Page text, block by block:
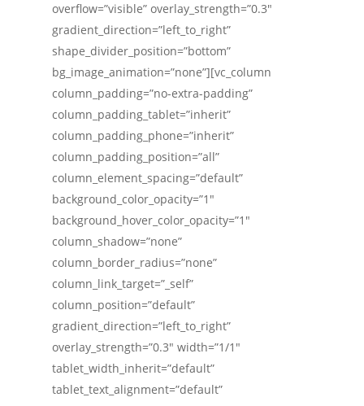
overflow=”visible” overlay_strength=”0.3″
gradient_direction=”left_to_right”
shape_divider_position=”bottom”
bg_image_animation=”none”][vc_column
column_padding=”no-extra-padding”
column_padding_tablet=”inherit”
column_padding_phone=”inherit”
column_padding_position=”all”
column_element_spacing=”default”
background_color_opacity=”1″
background_hover_color_opacity=”1″
column_shadow=”none”
column_border_radius=”none”
column_link_target=”_self”
column_position=”default”
gradient_direction=”left_to_right”
overlay_strength=”0.3″ width=”1/1″
tablet_width_inherit=”default”
tablet_text_alignment=”default”